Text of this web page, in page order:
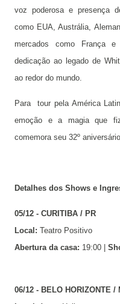
voz poderosa e presença
como EUA, Austrália,
mercados como França
dedicação ao legado de
ao redor do mundo.
Para tour pela América
emoção e a magia que
comemora seu 32º
Detalhes dos Shows e
05/12 - CURITIBA / PR
Local: Teatro Positivo
Abertura da casa: 19:00 |
06/12 - BELO HORIZONTE /